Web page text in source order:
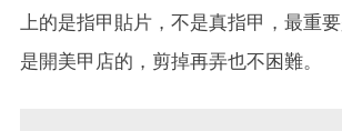
上的是指甲貼片，不是真指甲，最重
是開美甲店的，剪掉再弄也不困難。